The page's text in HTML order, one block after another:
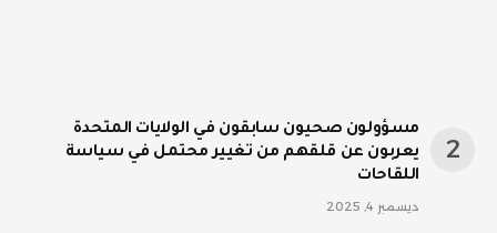
مسؤولون صحيون سابقون في الولايات المتحدة
يعربون عن قلقهم من تغيير محتمل في سياسة
اللقاحات
ديسمبر 4, 2025